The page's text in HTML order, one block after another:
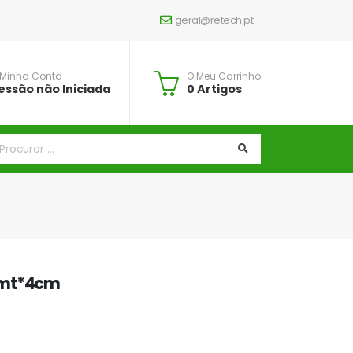
geral@retech.pt
Conta
não Iniciada
O Meu Carrinho
0 Artigos